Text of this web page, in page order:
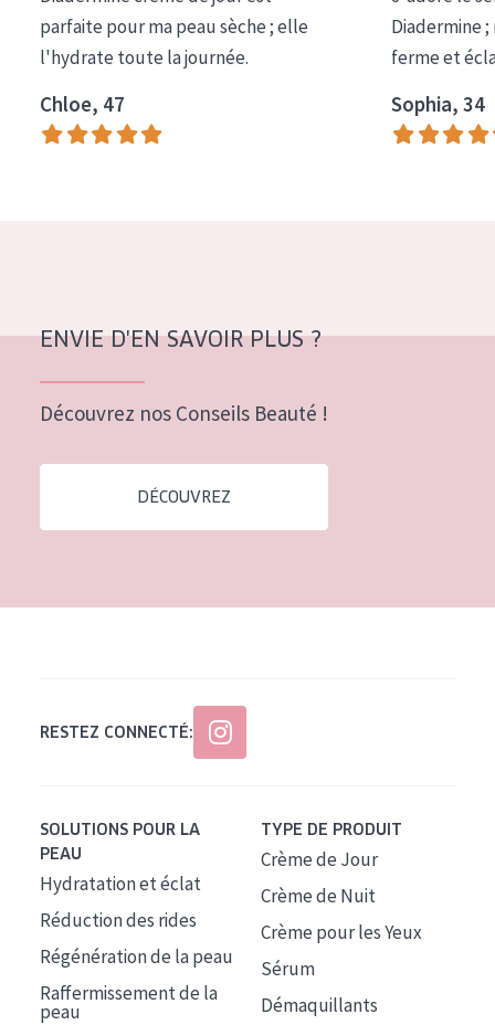
COLLECTION
Essentials
Lift+
Expert
Peau mixte ou grasse
Peau mature
Peau ménopausée
Âge : 55+
parfaite pour ma peau sèche ; elle
l'hydrate toute la journée.
Chloe, 47
Diadermine
ferme et
Sophia, 34
ENVIE D'EN SAVOIR PLUS ?
Découvrez nos Conseils Beauté !
DÉCOUVREZ
RESTEZ CONNECTÉ:
SOLUTIONS POUR LA
PEAU
Hydratation et éclat
Réduction des rides
Régénération de la peau
Raffermissement de la
peau
TYPE DE PRODUIT
Crème de Jour
Crème de Nuit
Crème pour les Yeux
Sérum
Démaquillants